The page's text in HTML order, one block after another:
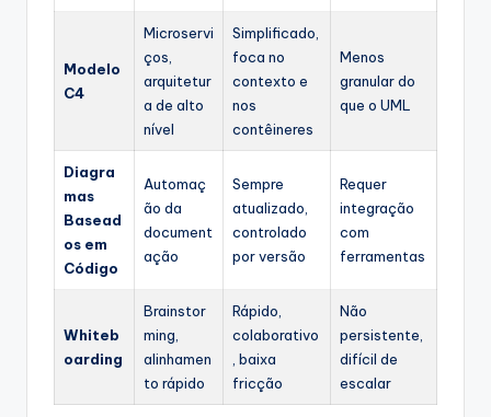
Modelo
C4
Microservi
ços,
arquitetur
a de alto
nível
Simplificado,
foca no
contexto e
nos
contêineres
Menos
granular do
que o UML
Diagra
mas
Basead
os em
Código
Automaç
ão da
document
ação
Sempre
atualizado,
controlado
por versão
Requer
integração
com
ferramentas
Whiteb
oarding
Brainstor
ming,
alinhamen
to rápido
Rápido,
colaborativo
, baixa
fricção
Não
persistente,
difícil de
escalar